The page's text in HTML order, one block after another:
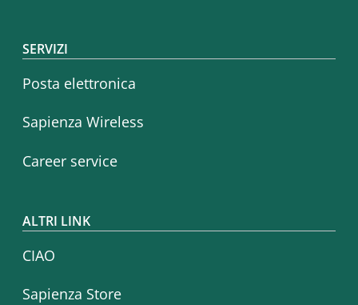
SERVIZI
Posta elettronica
Sapienza Wireless
Career service
ALTRI LINK
CIAO
Sapienza Store